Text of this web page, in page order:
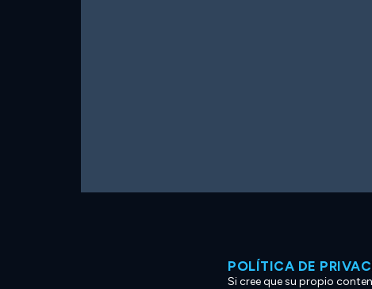
POLÍTICA DE
Si cree que su propio